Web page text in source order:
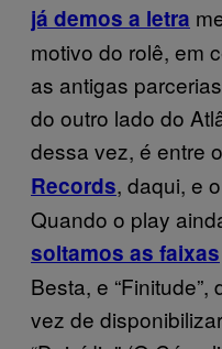
já demos a letra
motivo do rolê, em
as antigas
do outro lado do
dessa vez, é entre
Records, daqui, e
Quando o play
soltamos as faixas
Besta, e “Finitude”,
vez de